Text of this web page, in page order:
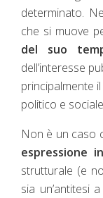
determinato.
che si muove
del suo
dell’interesse
principalmente
politico e
Non è un caso
espressione
strutturale (e
sia un’antitesi